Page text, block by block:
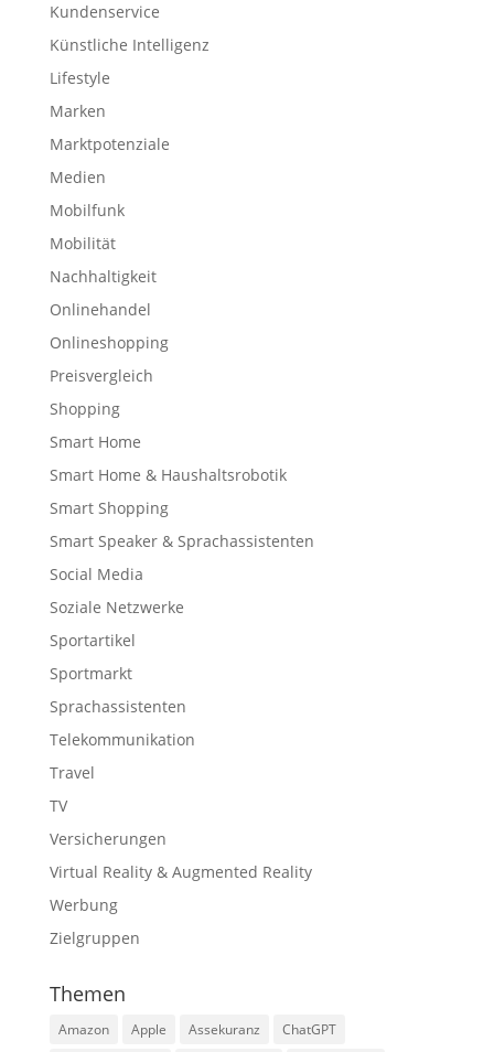
Kundenservice
Künstliche Intelligenz
Lifestyle
Marken
Marktpotenziale
Medien
Mobilfunk
Mobilität
Nachhaltigkeit
Onlinehandel
Onlineshopping
Preisvergleich
Shopping
Smart Home
Smart Home & Haushaltsrobotik
Smart Shopping
Smart Speaker & Sprachassistenten
Social Media
Soziale Netzwerke
Sportartikel
Sportmarkt
Sprachassistenten
Telekommunikation
Travel
TV
Versicherungen
Virtual Reality & Augmented Reality
Werbung
Zielgruppen
Themen
Amazon Apple Assekuranz
ChatGPT